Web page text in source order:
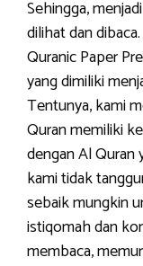
Sehingga,
dilihat dan
Quranic Paper
yang dimiliki
Tentunya, kami
Quran memiliki
dengan Al Quran
kami tidak
sebaik mungkin
istiqomah dan
membaca,